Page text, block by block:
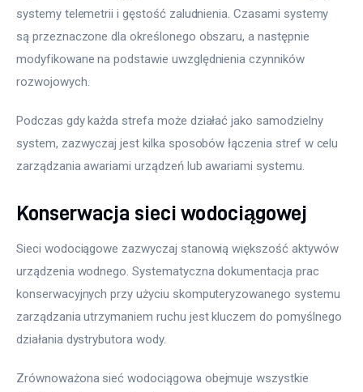
systemy telemetrii i gęstość zaludnienia. Czasami systemy
są przeznaczone dla określonego obszaru, a następnie
modyfikowane na podstawie uwzględnienia czynników
rozwojowych.
Podczas gdy każda strefa może działać jako samodzielny
system, zazwyczaj jest kilka sposobów łączenia stref w celu
zarządzania awariami urządzeń lub awariami systemu.
Konserwacja sieci wodociągowej
Sieci wodociągowe zazwyczaj stanowią większość aktywów
urządzenia wodnego. Systematyczna dokumentacja prac
konserwacyjnych przy użyciu skomputeryzowanego systemu
zarządzania utrzymaniem ruchu jest kluczem do pomyślnego
działania dystrybutora wody.
Zrównoważona sieć wodociągowa obejmuje wszystkie